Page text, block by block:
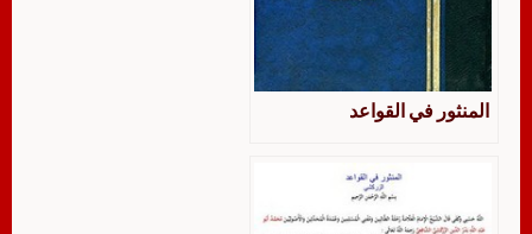
المنثور في القواعد